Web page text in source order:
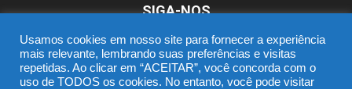
SIGA-NOS
Usamos cookies em nosso site para fornecer a experiência
mais relevante, lembrando suas preferências e visitas
repetidas. Ao clicar em “ACEITAR”, você concorda com o
uso de TODOS os cookies. No entanto, você pode visitar